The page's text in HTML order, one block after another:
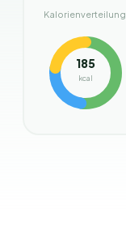
Kalorienverteilung
185
kcal